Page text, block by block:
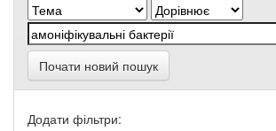
Почати новий пошук
Додати фільтри: